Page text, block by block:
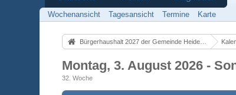
Wochenansicht Tagesansicht Termine Karte
Bürgerhaushalt 2027 der Gemeinde Heidenrod
Montag, 3. August 2026 -
32. Woche